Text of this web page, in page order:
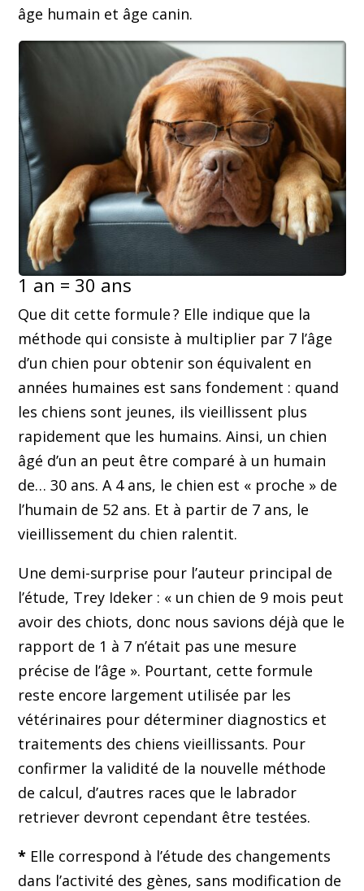
âge humain et âge canin.
1 an = 30 ans
Que dit cette formule ? Elle indique que la
méthode qui consiste à multiplier par 7 l’âge
d’un chien pour obtenir son équivalent en
années humaines est sans fondement : quand
les chiens sont jeunes, ils vieillissent plus
rapidement que les humains. Ainsi, un chien
âgé d’un an peut être comparé à un humain
de… 30 ans. A 4 ans, le chien est « proche » de
l’humain de 52 ans. Et à partir de 7 ans, le
vieillissement du chien ralentit.
Une demi-surprise pour l’auteur principal de
l’étude, Trey Ideker : « un chien de 9 mois peut
avoir des chiots, donc nous savions déjà que le
rapport de 1 à 7 n’était pas une mesure
précise de l’âge ». Pourtant, cette formule
reste encore largement utilisée par les
vétérinaires pour déterminer diagnostics et
traitements des chiens vieillissants. Pour
confirmer la validité de la nouvelle méthode
de calcul, d’autres races que le labrador
retriever devront cependant être testées.
* Elle correspond à l’étude des changements
dans l’activité des gènes, sans modification de